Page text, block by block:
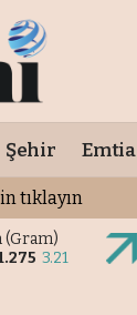
Şehir Emtia
tıklayın
(Gram)
3.21